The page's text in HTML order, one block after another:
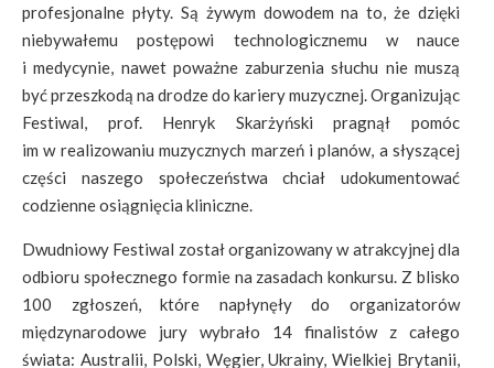
profesjonalne płyty. Są żywym dowodem na to, że dzięki
niebywałemu postępowi technologicznemu w nauce
i medycynie, nawet poważne zaburzenia słuchu nie muszą
być przeszkodą na drodze do kariery muzycznej. Organizując
Festiwal, prof. Henryk Skarżyński pragnął pomóc
im w realizowaniu muzycznych marzeń i planów, a słyszącej
części naszego społeczeństwa chciał udokumentować
codzienne osiągnięcia kliniczne.
Dwudniowy Festiwal został organizowany w atrakcyjnej dla
odbioru społecznego formie na zasadach konkursu. Z blisko
100 zgłoszeń, które napłynęły do organizatorów
międzynarodowe jury wybrało 14 finalistów z całego
świata: Australii, Polski, Węgier, Ukrainy, Wielkiej Brytanii,